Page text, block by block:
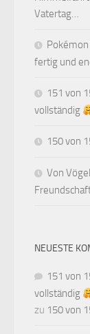
Vatertag…
Pokémon
fertig und
151 von
vollständig
150 von
Von
NEUESTE
151 von
vollständig
zu 150 von